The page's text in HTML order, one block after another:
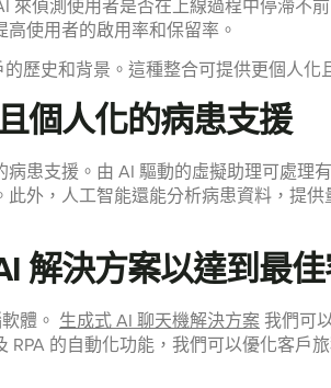
來偵測使用者是否在上線過程中停滯不
使用者的啟用率和保留率。
歷史和背景。這種整合可提供更個人
個人化的病患支援
患支援。由 AI 驅動的虛擬助理可處理
外，人工智能還能分析病患資料，提
解決方案以達到最
體。 生成式 AI 聊天機解決方案 我們可
的自動化功能，我們可以優化客戶